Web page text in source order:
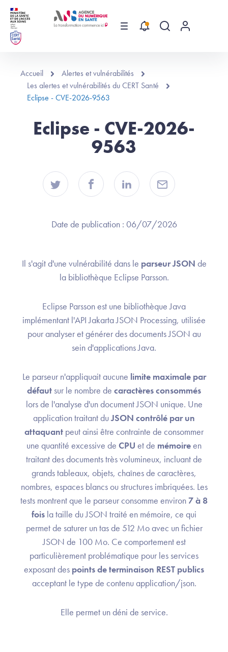
Aller au contenu principal
Menu Recherche
Menu
Accueil
Alertes et vulnérabilités
Les alertes et vulnérabilités du CERT Santé
Eclipse - CVE-2026-9563
Eclipse - CVE-2026-
9563
Date de publication : 06/07/2026
Il s'agit d'une vulnérabilité dans le parseur JSON de
la bibliothèque Eclipse Parsson.
Eclipse Parsson est une bibliothèque Java
implémentant l'API Jakarta JSON Processing, utilisée
pour analyser et générer des documents JSON au
sein d'applications Java.
Le parseur n'appliquait aucune limite maximale par
défaut sur le nombre de caractères consommés
lors de l'analyse d'un document JSON unique. Une
application traitant duJSON contrôlé par un
attaquant peut ainsi être contrainte de consommer
une quantité excessive de CPU et de mémoireen
traitant des documents très volumineux, incluant de
grands tableaux, objets, chaînes de caractères,
nombres, espaces blancs ou structures imbriquées. Les
tests montrent que le parseur consomme environ7 à 8
fois la taille du JSON traité en mémoire, ce qui
permet de saturer un tas de 512 Mo avec un fichier
JSON de 100 Mo. Ce comportement est
particulièrement problématique pour les services
exposant des points de terminaison REST publics
acceptant le type de contenu application/json.
Elle permet un déni de service.